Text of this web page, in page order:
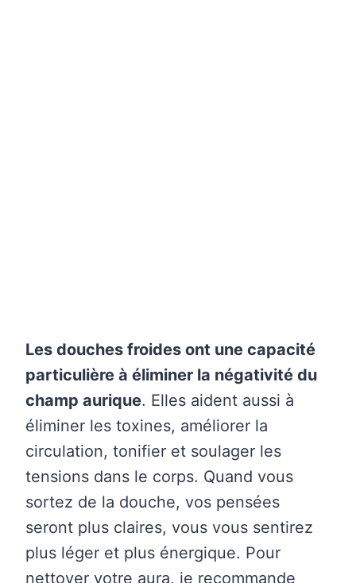
Les douches froides ont une capacité
particulière à éliminer la négativité du
champ aurique. Elles aident aussi à
éliminer les toxines, améliorer la
circulation, tonifier et soulager les
tensions dans le corps. Quand vous
sortez de la douche, vos pensées
seront plus claires, vous vous sentirez
plus léger et plus énergique. Pour
nettoyer votre aura, je recommande